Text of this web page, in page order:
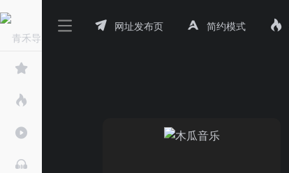
网址发布页 简约模式